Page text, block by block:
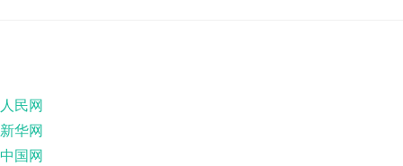
人民网
新华网
中国网